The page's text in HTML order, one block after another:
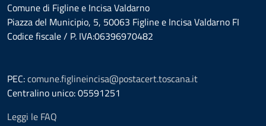
Comune di Figline e Incisa Valdarno
Piazza del Municipio, 5, 50063 Figline e Incisa Valdarno FI
Codice fiscale / P. IVA:06396970482
PEC:comune.figlineincisa@postacert.toscana.it
Centralino unico: 05591251
Leggi le FAQ